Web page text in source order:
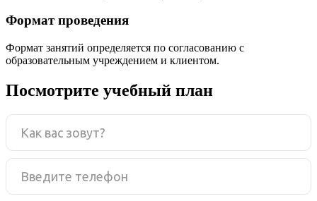
Формат проведения
Формат занятий определяется по согласованию с
образовательным учреждением и клиентом.
Посмотрите учебный план